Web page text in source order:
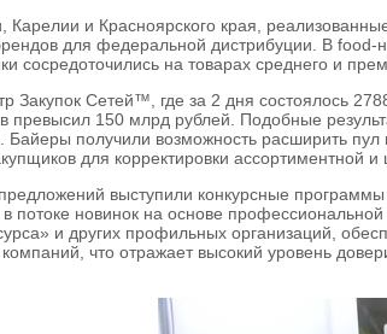
Карелии и Красноярского края,
для федеральной дистрибуции. В food-
сосредоточились на товарах среднего и
Сетей™, где за 2 дня состоялось
150 млрд рублей. Подобные
получили возможность расширить
для корректировки ассортиментной
выступили конкурсные
потоке новинок на основе
и других профильных организаций,
что отражает высокий уровень